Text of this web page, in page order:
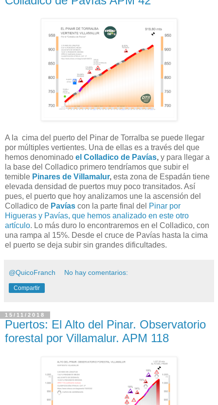
A la cima del puerto del Pinar de Torralba se puede llegar
por múltiples vertientes. Una de ellas es a través del que
hemos denominado el Colladico de Pavías, y para llegar a
la base del Colladico primero tendríamos que subir el
temible Pinares de Villamalur, esta zona de Espadán tiene
elevada densidad de puertos muy poco transitados. Así
pues, el puerto que hoy analizamos une la ascensión del
Colladico de Pavías con la parte final del Pinar por
Higueras y Pavías, que hemos analizado en este otro
artículo. Lo más duro lo encontraremos en el Colladico, con
una rampa al 15%. Desde el cruce de Pavías hasta la cima
el puerto se deja subir sin grandes dificultades.
@QuicoFranch No hay comentarios:
Compartir
15/11/2018
Puertos: El Alto del Pinar. Observatorio
forestal por Villamalur. APM 118